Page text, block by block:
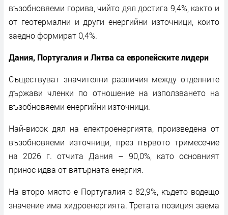
възобновяеми горива, чийто дял достига 9,4%, както и
от геотермални и други енергийни източници, които
заедно формират 0,4%.
Дания, Португалия и Литва са европейските лидери
Съществуват значителни различия между отделните
държави членки по отношение на използването на
възобновяеми енергийни източници.
Най-висок дял на електроенергията, произведена от
възобновяеми източници, през първото тримесечие
на 2026 г. отчита Дания – 90,0%, като основният
принос идва от вятърната енергия.
На второ място е Португалия с 82,9%, където водещо
значение има хидроенергията. Третата позиция заема